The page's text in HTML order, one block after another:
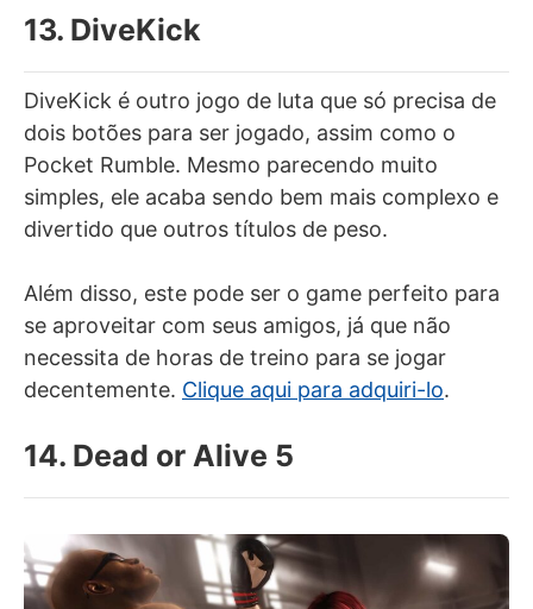
13. DiveKick
DiveKick é outro jogo de luta que só precisa de
dois botões para ser jogado, assim como o
Pocket Rumble. Mesmo parecendo muito
simples, ele acaba sendo bem mais complexo e
divertido que outros títulos de peso.
Além disso, este pode ser o game perfeito para
se aproveitar com seus amigos, já que não
necessita de horas de treino para se jogar
decentemente. Clique aqui para adquiri-lo.
14. Dead or Alive 5